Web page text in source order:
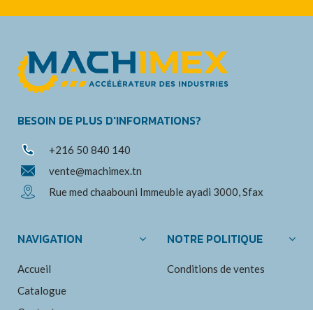
BESOIN DE PLUS D'INFORMATIONS?
+216 50 840 140
vente@machimex.tn
Rue med chaabouni Immeuble ayadi 3000, Sfax
NAVIGATION
Accueil
Catalogue
NOTRE POLITIQUE
Conditions de ventes